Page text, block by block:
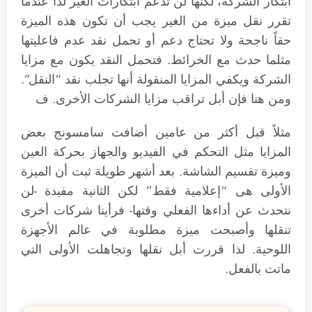
تقرر نقل ميزة من الغير يجب أن تكون هذه الميزة
حقاً ناجحة ولا تحتاج دعم أو تحمل نقد عدم فاعليتها
مثلما حدث مع الخرائط. فتحمل النقد يكون مع مزايا
الشركة ويكفي المزايا المنقولة أنها تجلب نقد “النقل”.
ومن هنا فإن أبل تراقب مزايا الشركات الأخرى. ف
مثلاً قبل أكثر من عامين أضافت سامسونج بعض
المزايا مثل التحكم في الفيديو والجهاز بحركة العين
وميزة تقسيم الشاشة. بعد أشهر طويلة ثبت أن الميزة
الأولى هى “إعلامية فقط” لكن الثانية مفيدة -لن
نتحدث عن أداءها الفعلي وقتها- فرأينا شركات أخرى
تنقلها وأصبحت ميزة مطلوبة في عالم الأجهزة
اللوحية. لذا قررت أبل نقلها وتجاهلت الأولى التي
ماتت بالفعل.